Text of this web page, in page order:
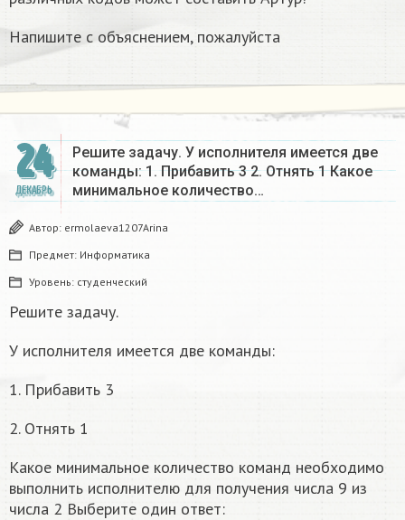
Напишите с объяснением, пожалуйста
24
ДЕКАБРЬ
Решите задачу. У исполнителя имеется две
команды: 1. Прибавить 3 2. Отнять 1 Какое
минимальное количество…
Автор: ermolaeva1207Arina
Предмет: Информатика
Уровень: студенческий
Решите задачу.
У исполнителя имеется две команды:
1. Прибавить 3
2. Отнять 1
Какое минимальное количество команд необходимо
выполнить исполнителю для получения числа 9 из
числа 2 Выберите один ответ: